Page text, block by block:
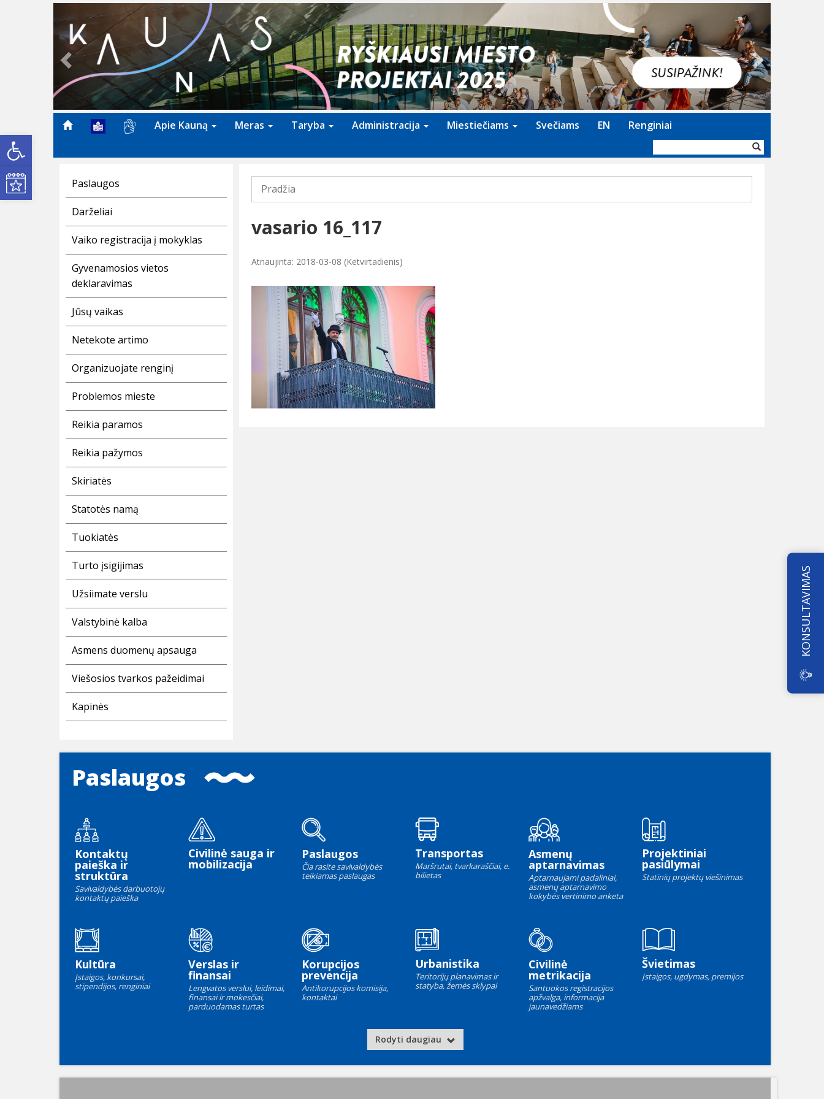
Open toolbar
Kultūros renginiai
Previous
Apie Kauną Meras Taryba Administracija Miestiečiams Svečiams EN Renginiai
forma
Paslaugos
Darželiai
Vaiko registracija į mokyklas
Gyvenamosios vietos
deklaravimas
Jūsų vaikas
Netekote artimo
Organizuojate renginį
Problemos mieste
Reikia paramos
Reikia pažymos
Skiriatės
Statotės namą
Tuokiatės
Turto įsigijimas
Užsiimate verslu
Valstybinė kalba
Asmens duomenų apsauga
Viešosios tvarkos pažeidimai
Kapinės
Pradžia
vasario 16_117
Atnaujinta: 2018-03-08 (Ketvirtadienis)
Paslaugos
Kontaktų
paieška ir
struktūra
Savivaldybės darbuotojų
kontaktų paieška
Civilinė sauga ir
mobilizacija
Paslaugos
Čia rasite savivaldybės
teikiamas paslaugas
Transportas
Maršrutai, tvarkaraščiai, e.
bilietas
Asmenų
aptarnavimas
Aptarnaujami padaliniai,
asmenų aptarnavimo
kokybės vertinimo anketa
Projektiniai
pasiūlymai
Statinių projektų viešinimas
Kultūra
Įstaigos, konkursai,
stipendijos, renginiai
Verslas ir
finansai
Lengvatos verslui, leidimai,
finansai ir mokesčiai,
parduodamas turtas
Korupcijos
prevencija
Antikorupcijos komisija,
kontaktai
Urbanistika
Teritorijų planavimas ir
statyba, žemės sklypai
Civilinė
metrikacija
Santuokos registracijos
apžvalga, informacija
jaunavedžiams
Švietimas
Įstaigos, ugdymas, premijos
Rodyti daugiau
KONSULTAVIMAS